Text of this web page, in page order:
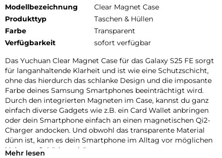
Modellbezeichnung
Clear Magnet Case
Produkttyp
Taschen & Hüllen
Farbe
Transparent
Verfügbarkeit
sofort verfügbar
Das Yuchuan Clear Magnet Case für das Galaxy S25 FE sorgt
für langanhaltende Klarheit und ist wie eine Schutzschicht,
ohne das hierdurch das schlanke Design und die imposante
Farbe deines Samsung Smartphones beeinträchtigt wird.
Durch den integrierten Magneten im Case, kannst du ganz
einfach diverse Gadgets wie z.B. ein Card Wallet anbringen
oder dein Smartphone einfach an einen magnetischen Qi2-
Charger andocken. Und obwohl das transparente Material
dünn ist, kann es dein Smartphone im Alltag vor möglichen
kleineren Schäden schützen.
Mehr lesen